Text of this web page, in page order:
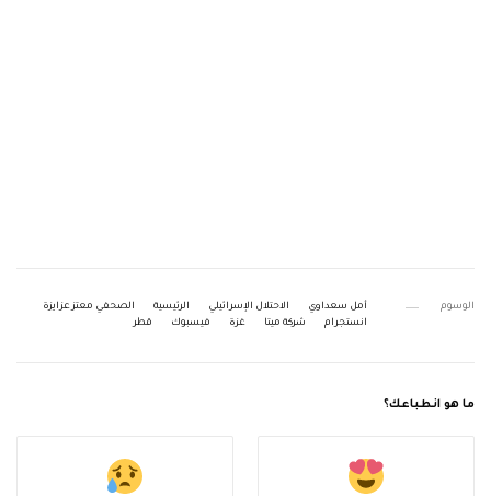
الوسوم أمل سعداوي الاحتلال الإسرائيلي الرئيسية
الصحفي معتز عزايزة
انستجرام
شركة ميتا غزة فيسبوك قطر
ما هو انطباعك؟